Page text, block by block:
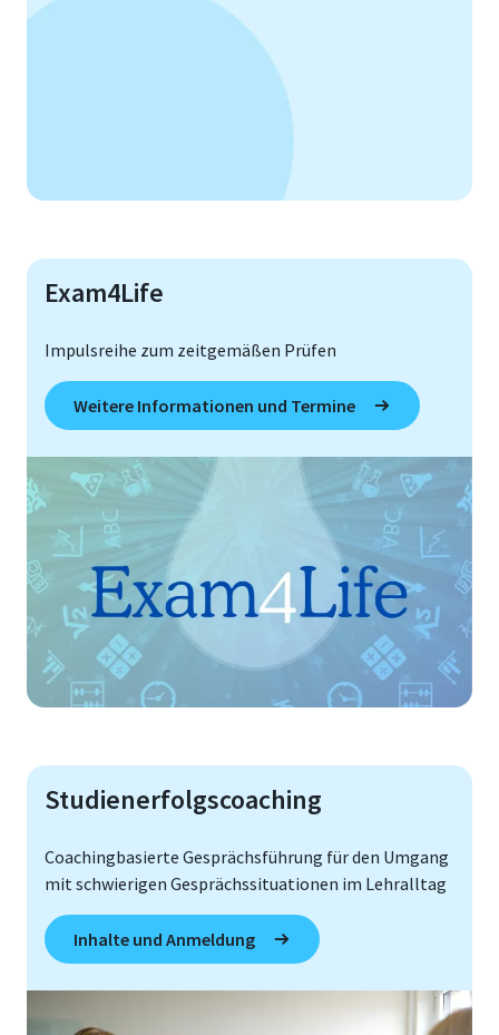
Exam4Life
Impulsreihe zum zeitgemäßen Prüfen
Weitere Informationen und Termine
Studienerfolgscoaching
Coachingbasierte Gesprächsführung für den Umgang
mit schwierigen Gesprächssituationen im Lehralltag
Inhalte und Anmeldung